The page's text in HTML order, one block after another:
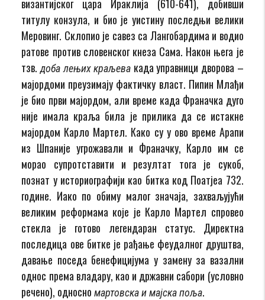
византијског цара Ираклија (610-641), добивши
титулу конзула, и био је уистину последњи велики
Меровинг. Склопио је савез са Лангобардима и водио
ратове против словенског кнеза Сама. Након њега је
тзв.доба лењих краљева када управници дворова –
мајордоми преузимају фактичку власт. Пипин Млађи
је био први мајордом, али време када Франачка дуго
није имала краља била је прилика да се истакне
мајордом Карло Мартел. Како су у ово време Арапи
из Шпаније угрожавали и Франачку, Карло им се
морао супротставити и резултат тога је сукоб,
познат у историографији као битка код Поатјеа 732.
године. Иако по обиму малог значаја, захваљујући
великим реформама које је Карло Мартел спровео
стекла је готово легендаран статус. Директна
последица ове битке је рађање феудалног друштва,
давање поседа бенефицијума у замену за вазални
однос према владару, као и државни сабори (условно
речено), односномартовска и мајска поља.